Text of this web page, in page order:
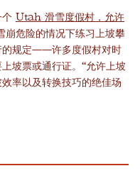
个 Utah 滑雪度假村，允许
崩危险的情况下练习上坡攀
的规定——许多度假村对时
坡票或通行证。“允许上坡
率以及转换技巧的绝佳场